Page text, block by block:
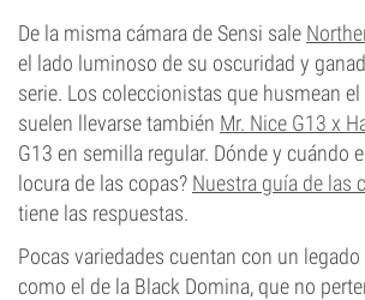
De la misma cámara de Sensi sale
el lado luminoso de su oscuridad y
serie. Los coleccionistas que husmean
suelen llevarse también Mr. Nice G13 x
G13 en semilla regular. Dónde y cuándo
locura de las copas? Nuestra guía de las
tiene las respuestas.
Pocas variedades cuentan con un
como el de la Black Domina, que no